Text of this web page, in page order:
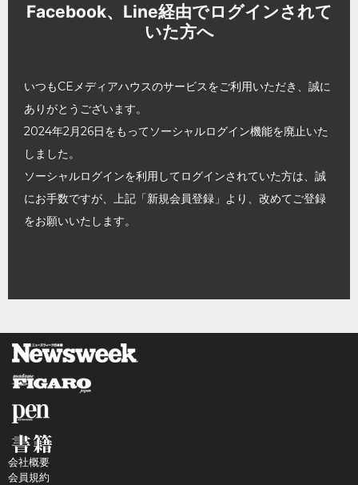
Facebook、Line経由でログインされて
いた方へ
いつもCEメディアハウスのサービスをご利用いただき、誠に
ありがとうございます。
2024年2月26日をもってソーシャルログイン機能を廃止いた
しました。
ソーシャルログインを利用してログインされていた方は、誠
にお手数ですが、上記「新規会員登録」より、改めてご登録
をお願いいたします。
会社概要
会員規約